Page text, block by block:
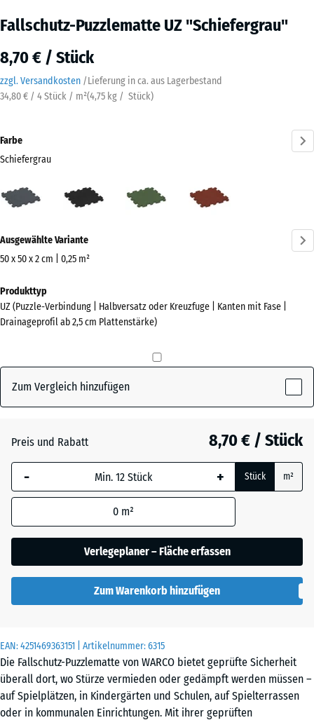
Fallschutz-Puzzlematte UZ "Schiefergrau"
8,70 € / Stück
zzgl. Versandkosten /Lieferung in ca. aus Lagerbestand
34,80 € / 4 Stück / m²(4,75 kg / Stück)
EAN:4251469363151 | Artikelnummer:6315
Die Fallschutz-Puzzlematte von WARCO bietet geprüfte Sicherheit
überall dort, wo Stürze vermieden oder gedämpft werden müssen –
auf Spielplätzen, in Kindergärten und Schulen, auf Spielterrassen
oder in kommunalen Einrichtungen. Mit ihrer geprüften
Farbe
Schiefergrau
(active)
Informationen
zu
Farben?
Farbpalette
Schiefergrau(active)
+ 0,50 €
Ausgewählte Variante
50 x 50 x 2 cm | 0,25 m²
Abmessungen
für
den
x
540
Die gewählte, blau
umrandete
Abmessung wird
Produktdaten nicht
anders angegeben)
für die
Bedarfsberechnung
x
50
x 2
cm
|
Produkttyp
UZ (Puzzle-Verbindung | Halbversatz oder Kreuzfuge | Kanten mit Fase |
Drainageprofil ab 2,5 cm Plattenstärke)
Zum Vergleich hinzufügen
Preis und Rabatt 8,70 € / Stück
- + Stück m²
0 m²
Verlegeplaner – Fläche erfassen
Zum Warenkorb hinzufügen